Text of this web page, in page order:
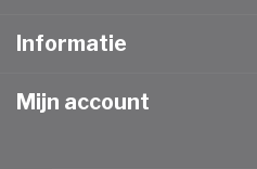
Informatie
Mijn account